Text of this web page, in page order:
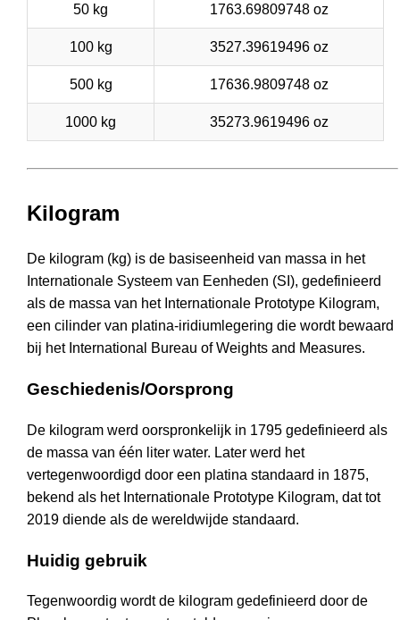
50 kg 1763.69809748 oz
100 kg 3527.39619496 oz
500 kg 17636.9809748 oz
1000 kg 35273.9619496 oz
Kilogram
De kilogram (kg) is de basiseenheid van massa in het
Internationale Systeem van Eenheden (SI), gedefinieerd
als de massa van het Internationale Prototype Kilogram,
een cilinder van platina-iridiumlegering die wordt bewaard
bij het International Bureau of Weights and Measures.
Geschiedenis/Oorsprong
De kilogram werd oorspronkelijk in 1795 gedefinieerd als
de massa van één liter water. Later werd het
vertegenwoordigd door een platina standaard in 1875,
bekend als het Internationale Prototype Kilogram, dat tot
2019 diende als de wereldwijde standaard.
Huidig gebruik
Tegenwoordig wordt de kilogram gedefinieerd door de